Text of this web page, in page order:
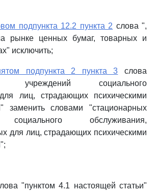
подпункта 12.2 пункта 2 слова ",
рынке ценных бумаг, товарных и
исключить;
подпункта 2 пункта 3 слова
учреждений социального
лиц, страдающих психическими
заменить словами "стационарных
социального обслуживания,
для лиц, страдающих психическими
"пунктом 4.1 настоящей статьи"